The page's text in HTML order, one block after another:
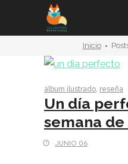
Inicio
álbum ilustrado, reseña
Un día
semana
JUNIO 06